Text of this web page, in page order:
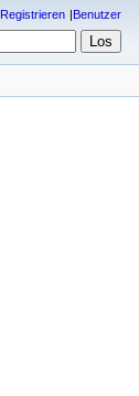
Registrieren Benutzer